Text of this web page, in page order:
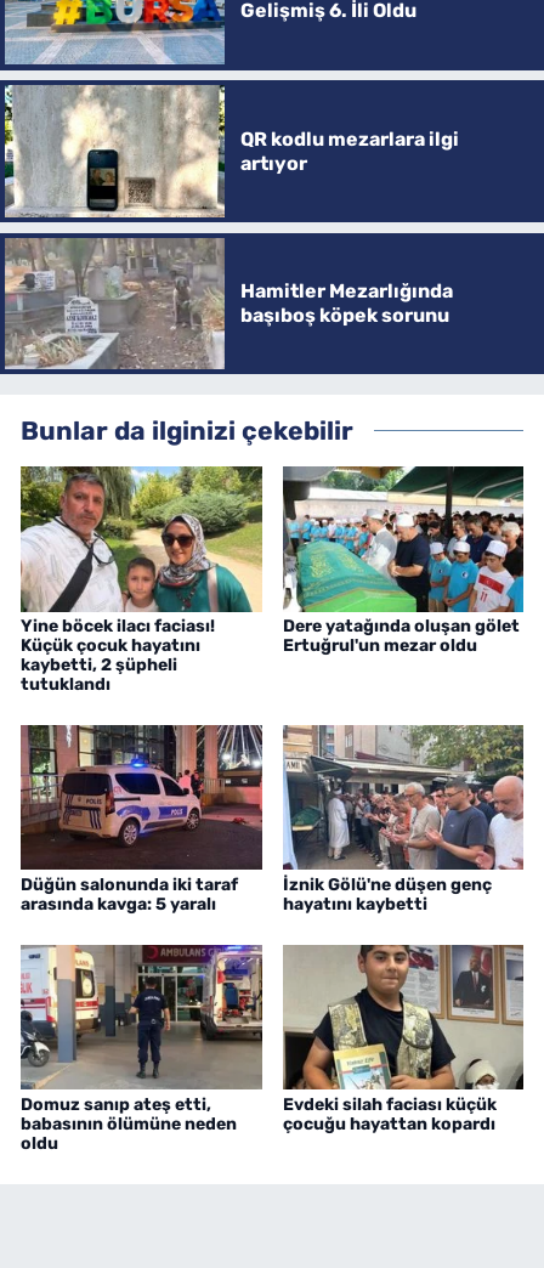
Gelişmiş 6. İli Oldu
QR kodlu mezarlara ilgi
artıyor
Hamitler Mezarlığında
başıboş köpek sorunu
Bunlar da ilginizi çekebilir
Yine böcek ilacı faciası!
Küçük çocuk hayatını
kaybetti, 2 şüpheli
tutuklandı
Dere yatağında oluşan gölet
Ertuğrul'un mezar oldu
Düğün salonunda iki taraf
arasında kavga: 5 yaralı
İznik Gölü'ne düşen genç
hayatını kaybetti
Domuz sanıp ateş etti,
babasının ölümüne neden
oldu
Evdeki silah faciası küçük
çocuğu hayattan kopardı